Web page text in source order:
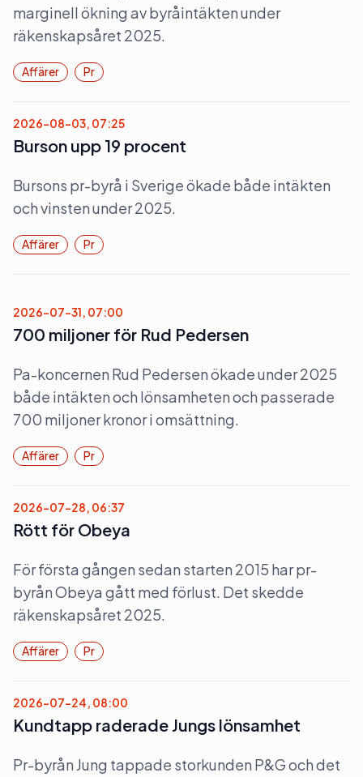
marginell ökning av byråintäkten under
räkenskapsåret 2025.
Affärer Pr
2026-08-03, 07:25
Burson upp 19 procent
Bursons pr-byrå i Sverige ökade både intäkten
och vinsten under 2025.
Affärer Pr
2026-07-31, 07:00
700 miljoner för Rud Pedersen
Pa-koncernen Rud Pedersen ökade under 2025
både intäkten och lönsamheten och passerade
700 miljoner kronor i omsättning.
Affärer Pr
2026-07-28, 06:37
Rött för Obeya
För första gången sedan starten 2015 har pr-
byrån Obeya gått med förlust. Det skedde
räkenskapsåret 2025.
Affärer Pr
2026-07-24, 08:00
Kundtapp raderade Jungs lönsamhet
Pr-byrån Jung tappade storkunden P&G och det